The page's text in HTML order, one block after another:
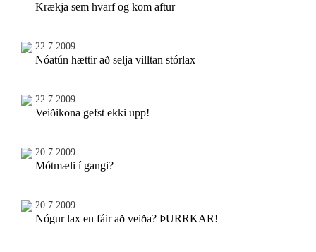
Krækja sem hvarf og kom aftur
22.7.2009
Nóatún hættir að selja villtan stórlax
22.7.2009
Veiðikona gefst ekki upp!
20.7.2009
Mótmæli í gangi?
20.7.2009
Nógur lax en fáir að veiða? ÞURRKAR!